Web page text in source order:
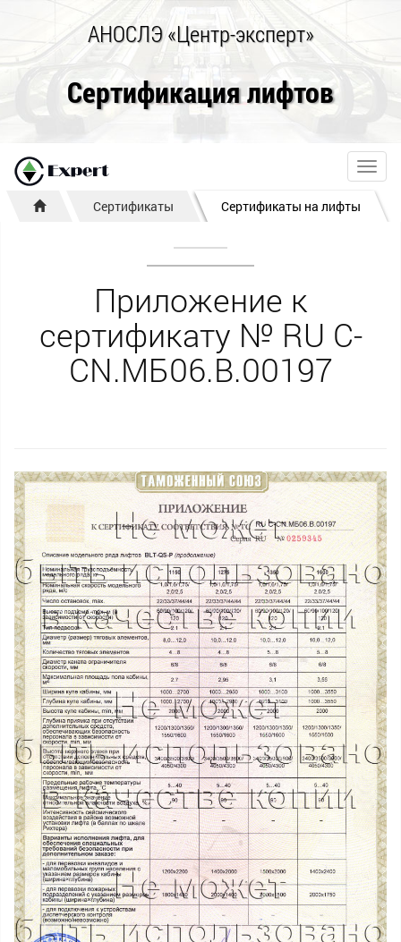
АНОСЛЭ «Центр-эксперт»
Сертификация лифтов
Сертификаты Сертификаты на лифты
Приложение к
сертификату № RU С-
CN.МБ06.B.00197